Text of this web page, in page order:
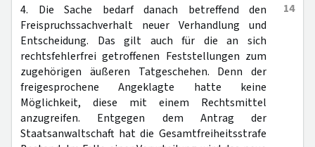
14
4. Die Sache bedarf danach betreffend den
Freispruchssachverhalt neuer Verhandlung und
Entscheidung. Das gilt auch für die an sich
rechtsfehlerfrei getroffenen Feststellungen zum
zugehörigen äußeren Tatgeschehen. Denn der
freigesprochene Angeklagte hatte keine
Möglichkeit, diese mit einem Rechtsmittel
anzugreifen. Entgegen dem Antrag der
Staatsanwaltschaft hat die Gesamtfreiheitsstrafe